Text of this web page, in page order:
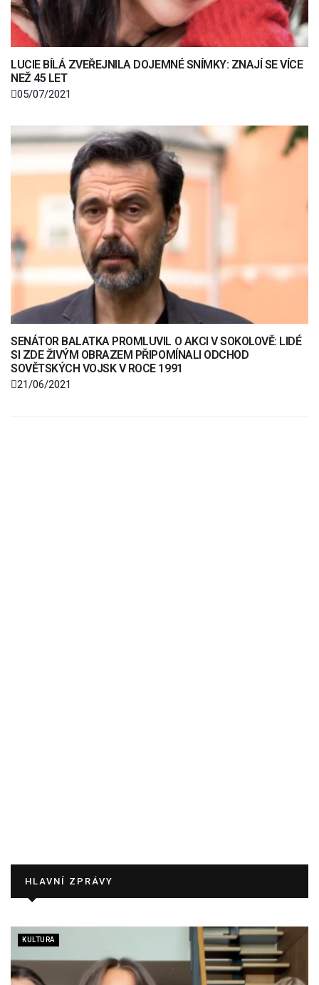
LUCIE BÍLÁ ZVEŘEJNILA DOJEMNÉ SNÍMKY: ZNAJÍ SE VÍCE
NEŽ 45 LET
05/07/2021
SENÁTOR BALATKA PROMLUVIL O AKCI V SOKOLOVĚ: LIDÉ
SI ZDE ŽIVÝM OBRAZEM PŘIPOMÍNALI ODCHOD
SOVĚTSKÝCH VOJSK V ROCE 1991
21/06/2021
HLAVNÍ ZPRÁVY
KULTURA